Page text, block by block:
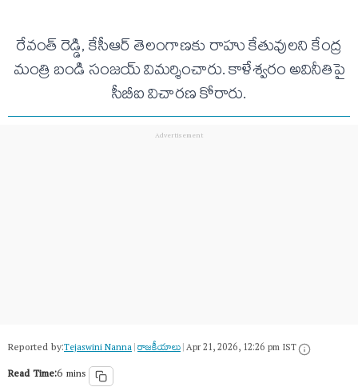
రేవంత్ రెడ్డి, కేసీఆర్ తెలంగాణకు రాహు కేతువులని కేంద్ర
మంత్రి బండి సంజయ్ విమర్శించారు. కాళేశ్వరం అవినీతిపై
సీబీఐ విచారణ కోరారు.
Reported by:Tejaswini Nanna|రాజకీయాలు|Apr 21, 2026, 12:26 pm IST
Read Time:6 mins